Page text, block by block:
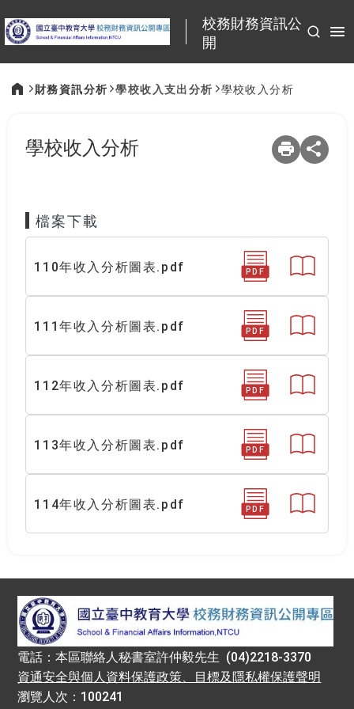
校務財務資訊公
開
財務資訊分析 學校收入支出分析 學校收入分析
學校收入分析
檔案下載
110年收入分析圖表.pdf PDF
111年收入分析圖表.pdf PDF
112年收入分析圖表.pdf PDF
113年收入分析圖表.pdf PDF
114年收入分析圖表.pdf PDF
電話：本區聯絡人秘書室許仲毅先生 (04)2218-3370
資通安全與個人資料保護政策、目標及隱私權保護聲明
瀏覽人次：100241